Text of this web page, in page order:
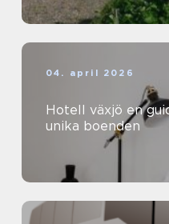
04. april 2026
Hotell växjö en guide till stadens mest
unika boenden